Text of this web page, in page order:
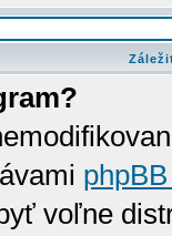
voľne